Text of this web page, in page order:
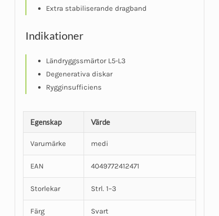
Extra stabiliserande dragband
Indikationer
Ländryggssmärtor L5-L3
Degenerativa diskar
Rygginsufficiens
Egenskap Värde
Varumärke medi
EAN 4049772412471
Storlekar Strl. 1–3
Färg Svart